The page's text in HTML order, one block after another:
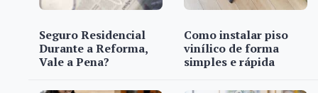
Seguro Residencial
Durante a Reforma,
Vale a Pena?
Como instalar piso
vinílico de forma
simples e rápida